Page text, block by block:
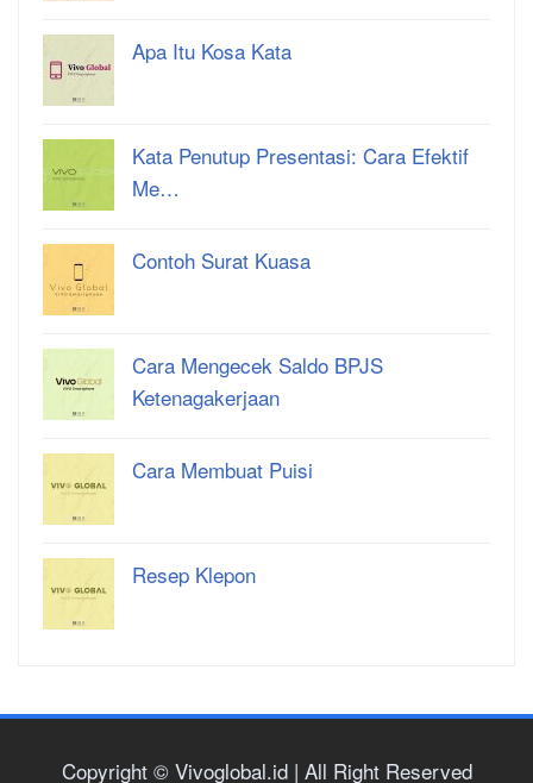
Apa Itu Kosa Kata
Kata Penutup Presentasi: Cara Efektif
Me…
Contoh Surat Kuasa
Cara Mengecek Saldo BPJS
Ketenagakerjaan
Cara Membuat Puisi
Resep Klepon
Copyright © Vivoglobal.id | All Right Reserved